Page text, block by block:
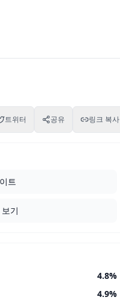
트위터 공유 링크 복사
트
기
4.8%
4.9%